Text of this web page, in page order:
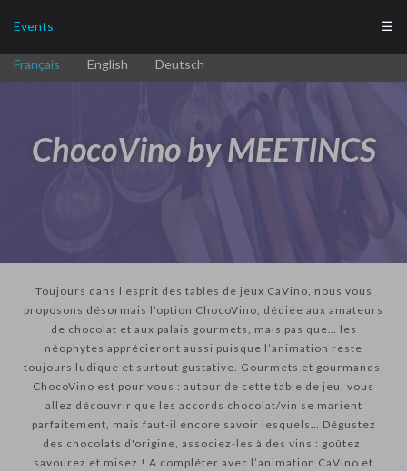
Français English Deutsch
Events ☰
ChocoVino by MEETINCS
Toujours dans l’esprit des tables de jeux CaVino, nous vous
proposons désormais l’option ChocoVino, dédiée aux amateurs
de chocolat et aux palais gourmets, mais pas que… les
néophytes apprécieront aussi puisque l’animation reste
toujours ludique et surtout gustative. Gourmets et gourmands,
ChocoVino est pour vous : autour de cette table de jeu, vous
allez découvrir que les accords chocolat/vin se marient
parfaitement, mais faut-il encore savoir lesquels… Dégustez
des chocolats d'origine, associez-les à des vins : goûtez,
savourez et misez ! A compléter avec l’animation CaVino et